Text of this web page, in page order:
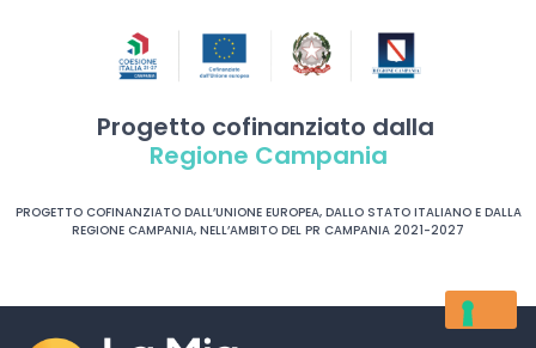
Progetto cofinanziato dalla
Regione Campania
PROGETTO COFINANZIATO DALL’UNIONE EUROPEA, DALLO STATO ITALIANO E DALLA
REGIONE CAMPANIA, NELL’AMBITO DEL PR CAMPANIA 2021-2027